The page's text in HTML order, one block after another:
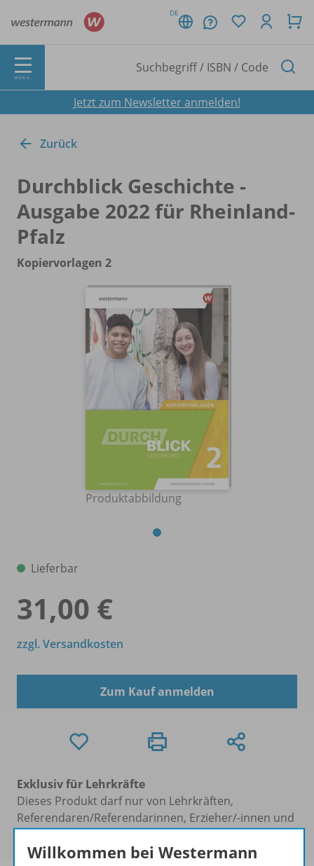
DE
MENÜ
Jetzt zum Newsletter anmelden!
Zurück
Durchblick Geschichte -
Ausgabe 2022 für Rheinland-
Pfalz
Kopiervorlagen 2
Produktabbildung
Lieferbar
31,00 €
zzgl. Versandkosten
Zum Kauf anmelden
Exklusiv für Lehrkräfte
Dieses Produkt darf nur von Lehrkräften,
Referendaren/Referendarinnen, Erzieher/-innen und
Schulen erworben werden.
Willkommen bei Westermann